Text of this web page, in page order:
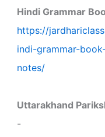
Hindi Grammar
https://
indi-grammar-
notes/
Uttarakhand
-